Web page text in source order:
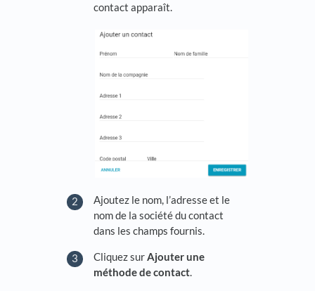
contact apparaît.
Ajoutez le nom, l’adresse et le
nom de la société du contact
dans les champs fournis.
Cliquez surAjouter une
méthode de contact.